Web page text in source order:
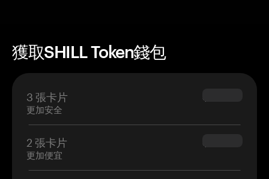
獲取SHILL Token錢包
3 張卡片
更加安全
$69.90
2 張卡片
更加便宜
$54.90